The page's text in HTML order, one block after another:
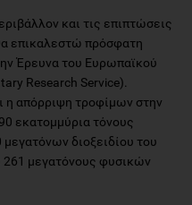
και τις επιπτώσεις
επικαλεστώ πρόσφατη
Έρευνα του Ευρωπαϊκού
Research Service).
απόρριψη τροφίμων στην
εκατομμύρια τόνους
διοξειδίου του
261 μεγατόνους φυσικών